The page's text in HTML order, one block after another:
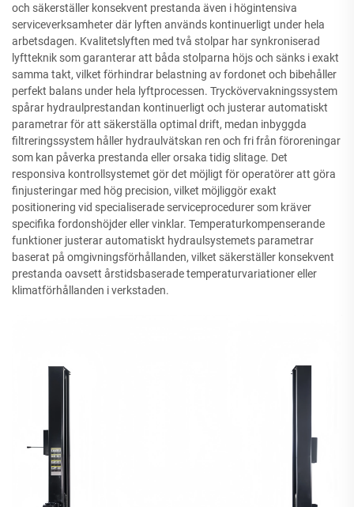
och säkerställer konsekvent prestanda även i högintensiva
serviceverksamheter där lyften används kontinuerligt under hela
arbetsdagen. Kvalitetslyften med två stolpar har synkroniserad
lyftteknik som garanterar att båda stolparna höjs och sänks i exakt
samma takt, vilket förhindrar belastning av fordonet och bibehåller
perfekt balans under hela lyftprocessen. Tryckövervakningssystem
spårar hydraulprestandan kontinuerligt och justerar automatiskt
parametrar för att säkerställa optimal drift, medan inbyggda
filtreringssystem håller hydraulvätskan ren och fri från föroreningar
som kan påverka prestanda eller orsaka tidig slitage. Det
responsiva kontrollsystemet gör det möjligt för operatörer att göra
finjusteringar med hög precision, vilket möjliggör exakt
positionering vid specialiserade serviceprocedurer som kräver
specifika fordonshöjder eller vinklar. Temperaturkompenserande
funktioner justerar automatiskt hydraulsystemets parametrar
baserat på omgivningsförhållanden, vilket säkerställer konsekvent
prestanda oavsett årstidsbaserade temperaturvariationer eller
klimatförhållanden i verkstaden.